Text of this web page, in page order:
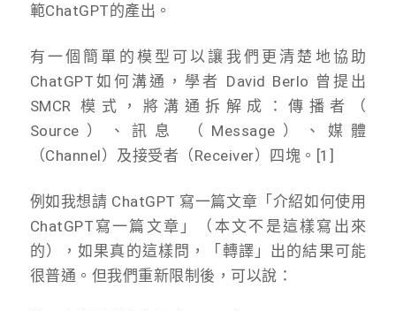
範ChatGPT的產出。
有一個簡單的模型可以讓我們更清楚地協助
ChatGPT如何溝通，學者 David Berlo 曾提出
SMCR 模式，將溝通拆解成：傳播者（
Source）、訊息 （Message）、媒體
（Channel）及接受者（Receiver）四塊。[1]
例如我想請 ChatGPT 寫一篇文章「介紹如何使用
ChatGPT寫一篇文章」（本文不是這樣寫出來
的），如果真的這樣問，「轉譯」出的結果可能
很普通。但我們重新限制後，可以說：